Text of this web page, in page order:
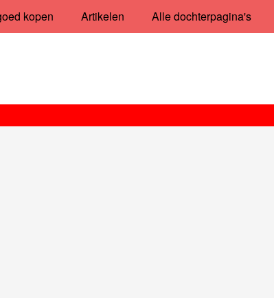
kopen Artikelen Alle dochterpagina's